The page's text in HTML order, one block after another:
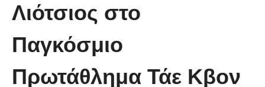
πρώτη στιγμή και συγκίνησε το
νοηματική με ένα μικρό κορίτσι
Λιότσιος στο
Παγκόσμιο
Πρωτάθλημα Τάε Κβον